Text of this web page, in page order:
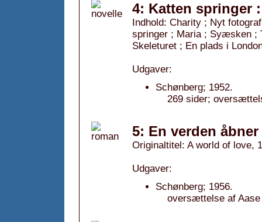
4: Katten springer
Indhold: Charity ; Nyt
springer ; Maria ; Syæsken ;
Skeleturet ; En plads i
Udgaver:
Schønberg; 1952.
269 sider;
5: En verden åbner
Originaltitel: A world of love,
Udgaver:
Schønberg; 1956.
oversættelse af Aase